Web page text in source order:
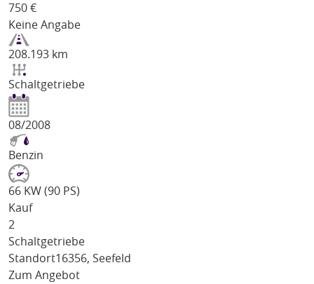
750 €
Keine Angabe
208.193 km
Schaltgetriebe
08/2008
Benzin
66 KW (90 PS)
Kauf
2
Schaltgetriebe
Standort16356, Seefeld
Zum Angebot